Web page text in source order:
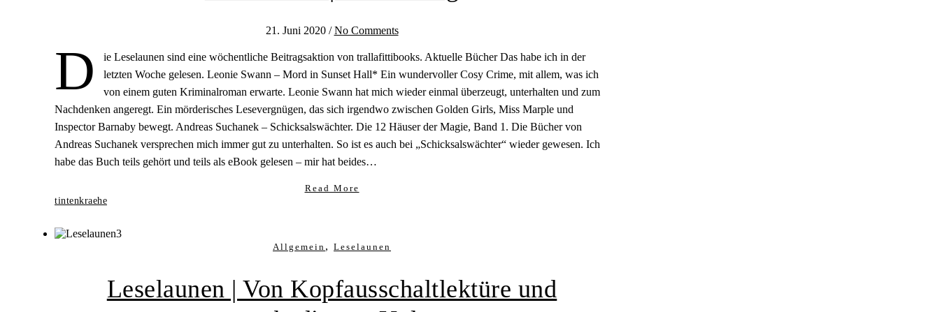
21. Juni 2020 / No Comments
D
ie Leselaunen sind eine wöchentliche Beitragsaktion von trallafittibooks. Aktuelle Bücher Das habe ich in der
letzten Woche gelesen. Leonie Swann – Mord in Sunset Hall* Ein wundervoller Cosy Crime, mit allem, was ich
von einem guten Kriminalroman erwarte. Leonie Swann hat mich wieder einmal überzeugt, unterhalten und zum
Nachdenken angeregt. Ein mörderisches Lesevergnügen, das sich irgendwo zwischen Golden Girls, Miss Marple und
Inspector Barnaby bewegt. Andreas Suchanek – Schicksalswächter. Die 12 Häuser der Magie, Band 1. Die Bücher von
Andreas Suchanek versprechen mich immer gut zu unterhalten. So ist es auch bei „Schicksalswächter“ wieder gewesen. Ich
habe das Buch teils gehört und teils als eBook gelesen – mir hat beides…
Read More
tintenkraehe
Allgemein , Leselaunen
Leselaunen | Von Kopfausschaltlektüre und